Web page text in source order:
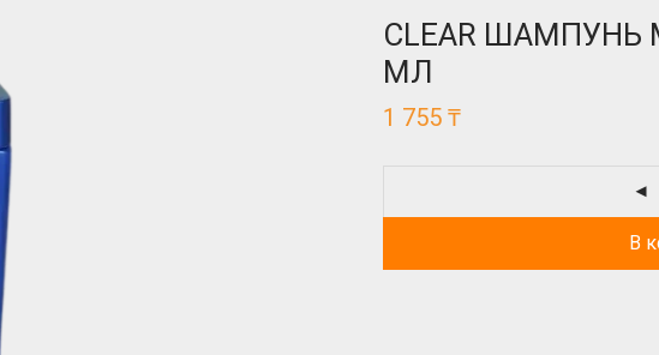
CLEAR
МЛ
1 755 ₸
В